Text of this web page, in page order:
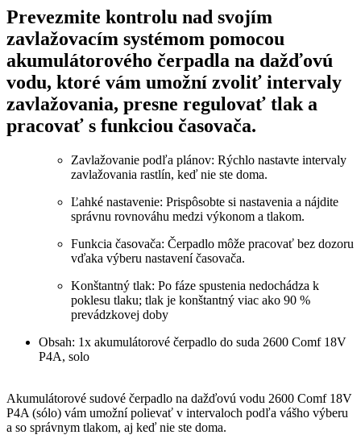
bez
akumulátora
Prevezmite kontrolu nad svojím
zavlažovacím systémom pomocou
akumulátorového čerpadla na dažďovú
vodu, ktoré vám umožní zvoliť intervaly
zavlažovania, presne regulovať tlak a
pracovať s funkciou časovača.
Zavlažovanie podľa plánov: Rýchlo nastavte intervaly
zavlažovania rastlín, keď nie ste doma.
Ľahké nastavenie: Prispôsobte si nastavenia a nájdite
správnu rovnováhu medzi výkonom a tlakom.
Funkcia časovača: Čerpadlo môže pracovať bez dozoru
vďaka výberu nastavení časovača.
Konštantný tlak: Po fáze spustenia nedochádza k
poklesu tlaku; tlak je konštantný viac ako 90 %
prevádzkovej doby
Obsah: 1x akumulátorové čerpadlo do suda 2600 Comf 18V
P4A, solo
Akumulátorové sudové čerpadlo na dažďovú vodu 2600 Comf 18V
P4A (sólo) vám umožní polievať v intervaloch podľa vášho výberu
a so správnym tlakom, aj keď nie ste doma.